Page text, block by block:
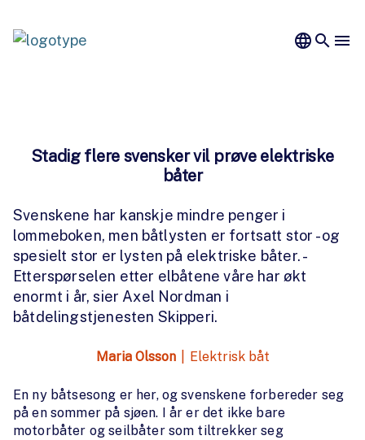
language search menu
Stadig flere svensker vil prøve elektriske
båter
Svenskene har kanskje mindre penger i
lommeboken, men båtlysten er fortsatt stor - og
spesielt stor er lysten på elektriske båter. -
Etterspørselen etter elbåtene våre har økt
enormt i år, sier Axel Nordman i
båtdelingstjenesten Skipperi.
Maria Olsson Elektrisk båt
En ny båtsesong er her, og svenskene forbereder seg
på en sommer på sjøen. I år er det ikke bare
motorbåter og seilbåter som tiltrekker seg